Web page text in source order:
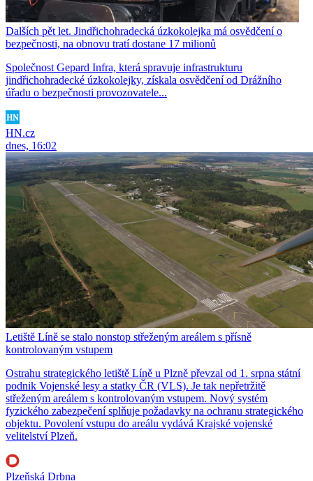
Dalších pět let. Jindřichohradecká úzkokolejka má osvědčení o
bezpečnosti, na obnovu tratí dostane 17 milionů
Společnost Gepard Infra, která spravuje infrastrukturu
jindřichohradecké úzkokolejky, získala osvědčení od Drážního
úřadu o bezpečnosti provozovatele...
HN.cz
dnes, 16:02
Letiště Líně se stalo nonstop střeženým areálem s přísně
kontrolovaným vstupem
Ostrahu strategického letiště Líně u Plzně převzal od 1. srpna státní
podnik Vojenské lesy a statky ČR (VLS). Je tak nepřetržitě
střeženým areálem s kontrolovaným vstupem. Nový systém
fyzického zabezpečení splňuje požadavky na ochranu strategického
objektu. Povolení vstupu do areálu vydává Krajské vojenské
velitelství Plzeň.
Plzeňská Drbna